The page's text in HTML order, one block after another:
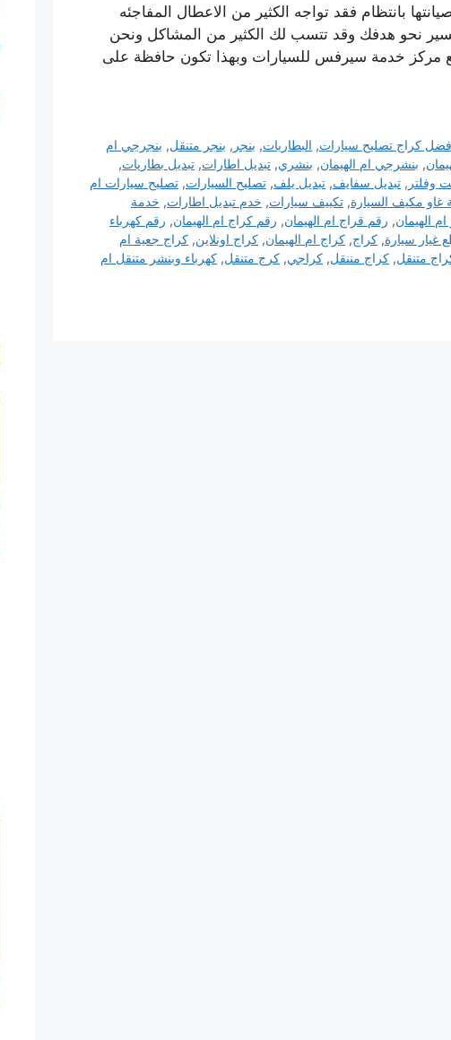
بانتظام فقد تواجه الكثير من الاعطال المفاجئه
نحو هدفك وقد تتسب لك الكثير من المشاكل ونحن
مركز خدمة سيرفس للسيارات وبهذا تكون حافظة على
كراج تصليح سيارات, البطاريات, بنجر , بنجر متنقل, بنجرجي ام
, بنشرجي ام الهيمان, بنشري, تبديل اطارات, تبديل بطاريات,
وفلتر , تبديل سفايف, تبديل يلف, تصليح السيارات, تصليح سيارات ام
غاو مكيف السيارة, تكييف سيارات, خدم تبديل اطارات, خدمة
الهيمان, رقم قراج ام الهيمان, رقم كراج ام الهيمان, رقم كهرباء
غيار سيارة, كراج, كراج ام الهيمان, كراج اونلاين, كراج جعية ام
متنقل, كراج مننقل, كراجي, كرج متنقل, كهرباء وبنشر متنقل ام